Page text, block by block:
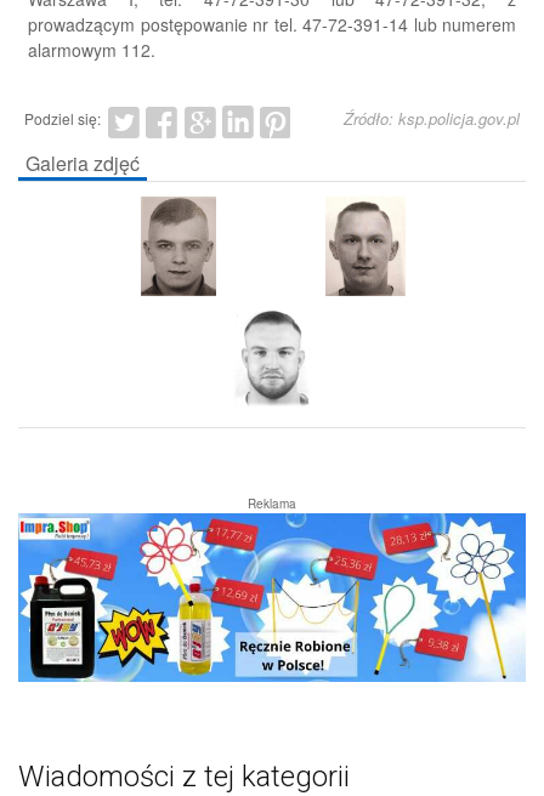
prowadzącym postępowanie nr tel. 47-72-391-14 lub numerem
alarmowym 112.
Podziel się: Źródło: ksp.policja.gov.pl
Galeria zdjęć
Reklama
Wiadomości z tej kategorii